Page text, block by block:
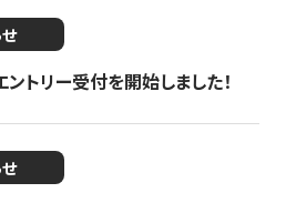
トリー受付を開始しました！